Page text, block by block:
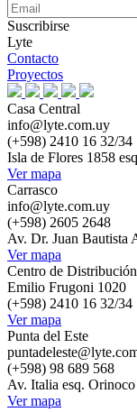
Suscribirse
Lyte
Contacto
Proyectos
Casa Central
info@lyte.com.uy
(+598) 2410 16 32/34
Isla de Flores 1858
Ver mapa
Carrasco
info@lyte.com.uy
(+598) 2605 2648
Av. Dr. Juan Bautista
Ver mapa
Centro de Distribución
Emilio Frugoni 1020
(+598) 2410 16 32/34
Ver mapa
Punta del Este
(+598) 98 689 568
Av. Italia esq. Orinoco
Ver mapa